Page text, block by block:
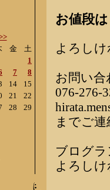
金
7
14
21
28
土
1
8
15
22
29
お値段
よろしけ
お問い合
076-276-
までご
ブログ
よろし